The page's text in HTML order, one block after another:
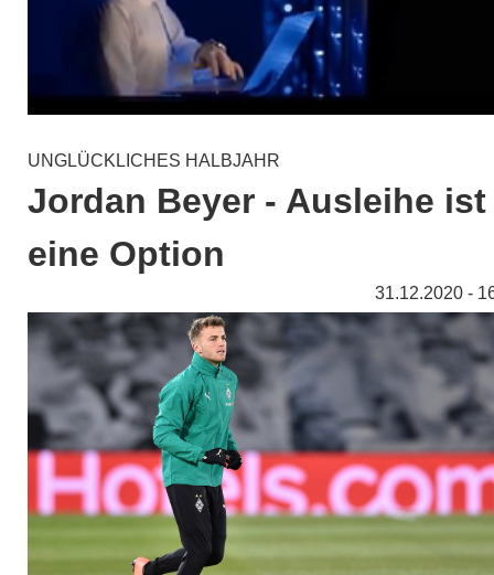
UNGLÜCKLICHES HALBJAHR
Jordan Beyer - Ausleihe ist
eine Option
31.12.2020 -